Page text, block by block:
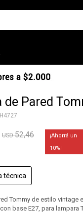
de Pared
USD 52,46
10
técnica
Tommy de estilo
base E27, para lampara